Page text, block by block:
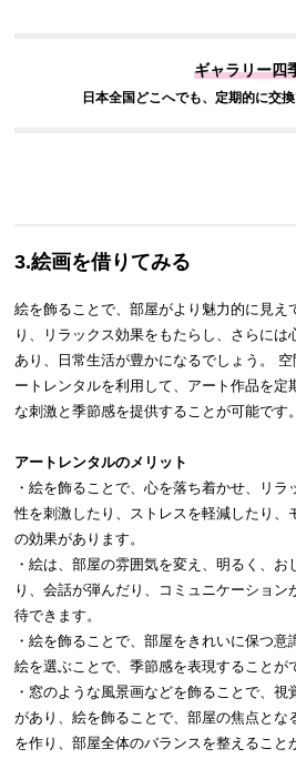
ギャラリー四
日本全国どこへでも、定期的に交
3.絵画を借りてみる
絵を飾ることで、部屋がより魅力的に見え
り、リラックス効果をもたらし、さらに
あり、日常生活が豊かになるでしょう。
ートレンタルを利用して、アート作品を定
な刺激と季節感を提供することが可能です。
アートレンタルのメリット
・絵を飾ることで、心を落ち着かせ、リ
性を刺激したり、ストレスを軽減したり、
の効果があります。
・絵は、部屋の雰囲気を変え、明るく、
り、会話が弾んだり、コミュニケーション
待できます。
・絵を飾ることで、部屋をきれいに保つ
絵を選ぶことで、季節感を表現することが
・窓のような風景画などを飾ることで、
があり、絵を飾ることで、部屋の焦点とな
を作り、部屋全体のバランスを整えること